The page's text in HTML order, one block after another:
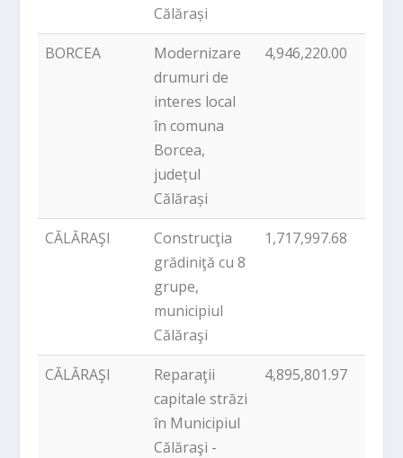
Călărași
BORCEA
Modernizare
drumuri de
interes local
în comuna
Borcea,
județul
Călărași
4,946,220.00
CĂLĂRAŞI
Construcţia
grădiniţă cu 8
grupe,
municipiul
Călăraşi
1,717,997.68
CĂLĂRAŞI
Reparaţii
capitale străzi
în Municipiul
Călăraşi -
4,895,801.97